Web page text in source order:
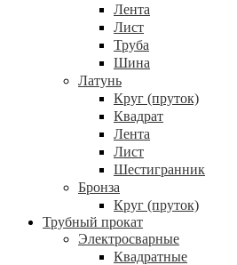
Лента
Лист
Труба
Шина
Латунь
Круг (пруток)
Квадрат
Лента
Лист
Шестигранник
Бронза
Круг (пруток)
Трубный прокат
Электросварные
Квадратные